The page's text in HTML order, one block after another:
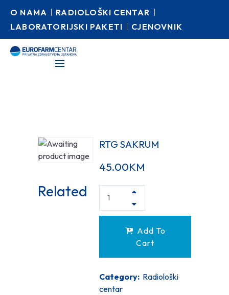
O NAMA
RADIOLOŠKI CENTAR
LABORATORIJSKI PAKETI
CJENOVNIK
RTG SAKRUM
45.00KM
Add To
Cart
Category: Radiološki
centar
Related